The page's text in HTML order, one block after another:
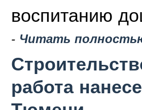
воспитанию
- Читать
работа